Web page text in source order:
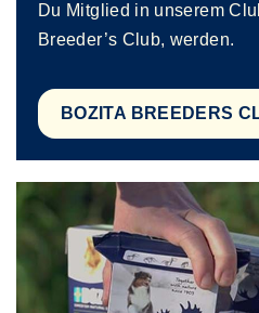
Du Mitglied in unserem
Breeder’s Club, werden.
BOZITA BREEDERS